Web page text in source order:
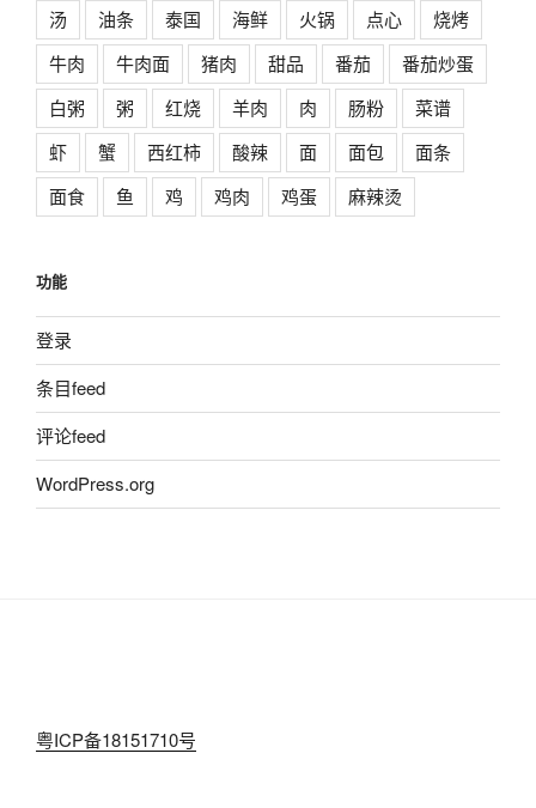
汤
油条 泰国 海鲜 火锅 点心
烧烤
牛肉
牛肉面 猪肉 甜品 番茄
番茄炒蛋
白粥
粥 红烧 羊肉 肉 肠粉
菜谱
虾
蟹 西红柿 酸辣 面 面包
面条
面食
鱼 鸡 鸡肉 鸡蛋 麻辣烫
功能
登录
条目feed
评论feed
WordPress.org
粤ICP备18151710号